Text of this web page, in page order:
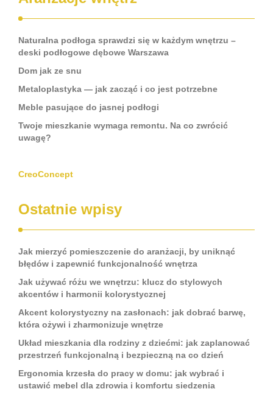
Naturalna podłoga sprawdzi się w każdym wnętrzu –
deski podłogowe dębowe Warszawa
Dom jak ze snu
Metaloplastyka — jak zacząć i co jest potrzebne
Meble pasujące do jasnej podłogi
Twoje mieszkanie wymaga remontu. Na co zwrócić
uwagę?
CreoConcept
Ostatnie wpisy
Jak mierzyć pomieszczenie do aranżacji, by uniknąć
błędów i zapewnić funkcjonalność wnętrza
Jak używać różu we wnętrzu: klucz do stylowych
akcentów i harmonii kolorystycznej
Akcent kolorystyczny na zasłonach: jak dobrać barwę,
która ożywi i zharmonizuje wnętrze
Układ mieszkania dla rodziny z dziećmi: jak zaplanować
przestrzeń funkcjonalną i bezpieczną na co dzień
Ergonomia krzesła do pracy w domu: jak wybrać i
ustawić mebel dla zdrowia i komfortu siedzenia